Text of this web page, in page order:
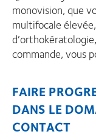
monovision, que
multifocale
commande, vous
FAIRE
DANS LE
CONTACT